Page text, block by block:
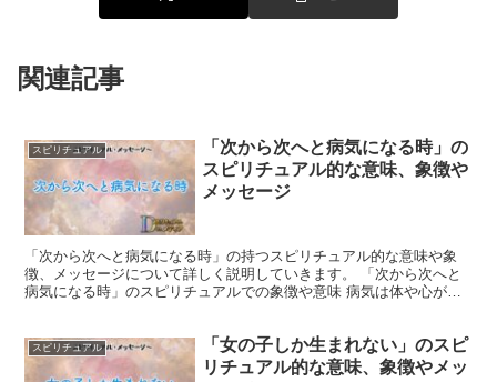
関連記事
スピリチュアル
「次から次へと病気になる時」の
スピリチュアル的な意味、象徴や
メッセージ
「次から次へと病気になる時」の持つスピリチュアル的な意味や象
徴、メッセージについて詳しく説明していきます。 「次から次へと
病気になる時」のスピリチュアルでの象徴や意味 病気は体や心がバ
スピリチュアル
「女の子しか生まれない」のスピ
リチュアル的な意味、象徴やメッ